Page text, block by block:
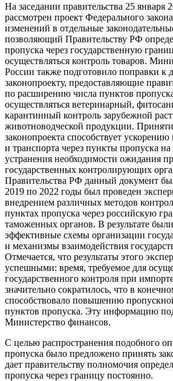
На заседании правительства 25 января
рассмотрен проект Федерального
изменений в отдельные
позволяющий Правительству РФ
пропуска через государственную
осуществляться контроль товаров.
России также подготовило поправки к
законопроекту, предоставляющие
по расширению числа пунктов
осуществляться ветеринарный,
карантинный контроль зарубежной
животноводческой продукции.
законопроекта способствует
и транспорта через пункты пропуска
устранения необходимости ожидания
государственных контролирующих
Правительства РФ данный документ
2019 по 2022 годы был проведен
внедрением различных методов
пунктах пропуска через российскую
таможенных органов. В результате
эффективные схемы организации
и механизмы взаимодействия
Отмечается, что результаты этого
успешными: время, требуемое для
государственного контроля при
значительно сократилось, что в
способствовало повышению
пунктов пропуска. Эту информацию
Министерство финансов.
С целью распространения подобного
пропуска было предложено принять
дает правительству полномочия
пропуска через границу постоянно.